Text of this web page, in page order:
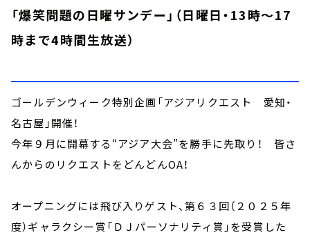
「爆笑問題の日曜サンデー」（日曜日・13時～17
時まで4時間生放送）
ゴールデンウィーク特別企画「アジアリクエスト 愛知・
名古屋」開催！
今年９月に開幕する“アジア大会”を勝手に先取り！ 皆さ
んからのリクエストをどんどんOA！
オープニングには飛び入りゲスト、第６３回（２０２５年
度）ギャラクシー賞「ＤＪパーソナリティ賞」を受賞した